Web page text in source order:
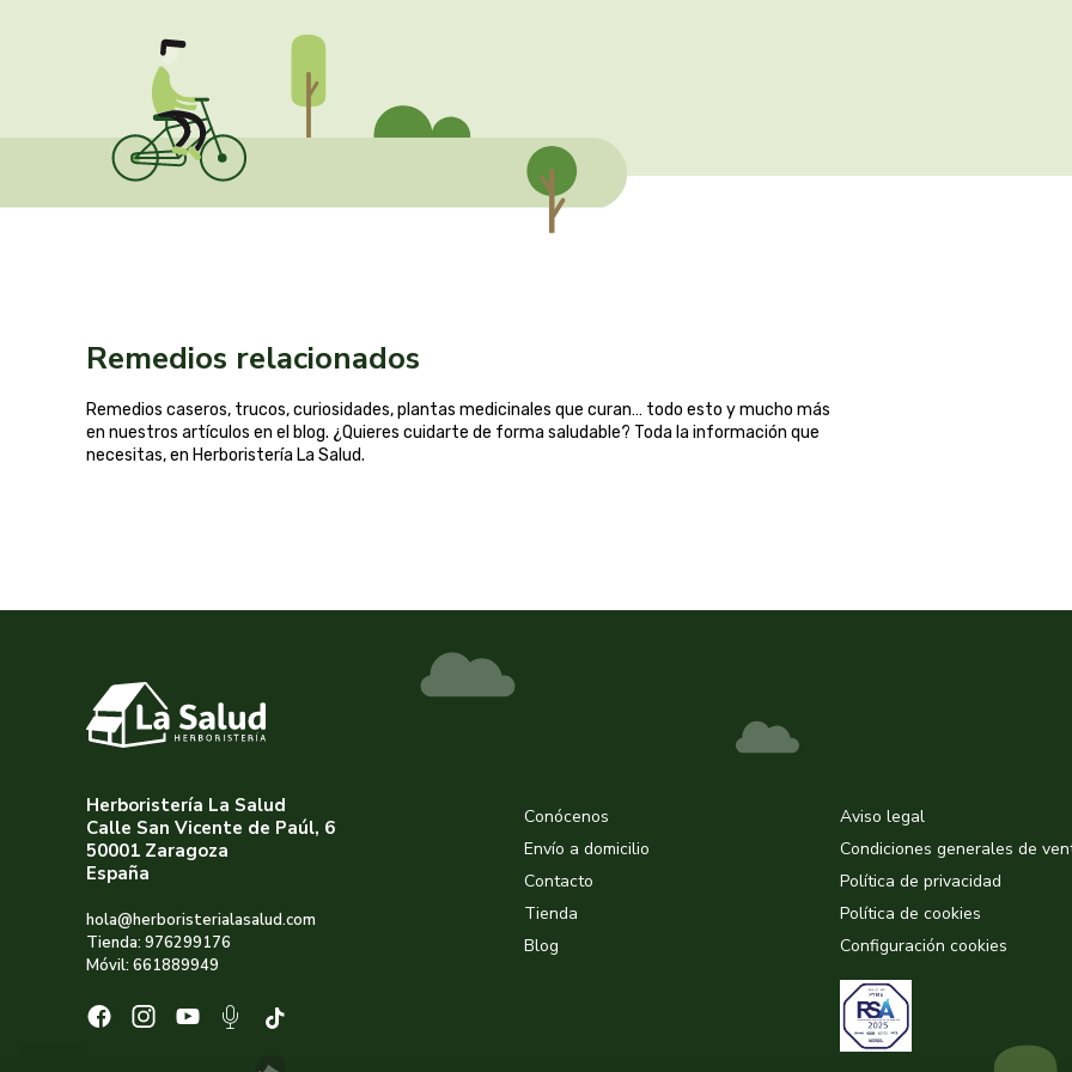
Remedios relacionados
Remedios caseros, trucos, curiosidades, plantas medicinales que curan… todo esto y mucho más
en nuestros artículos en el blog. ¿Quieres cuidarte de forma saludable? Toda la información que
necesitas, en Herboristería La Salud.
Herboristería La Salud
Calle San Vicente de Paúl, 6
50001 Zaragoza
España
hola@herboristerialasalud.com
Tienda: 976299176
Móvil: 661889949
Conócenos
Envío a domicilio
Contacto
Tienda
Blog
Aviso legal
Condiciones generales de
Política de privacidad
Política de cookies
Configuración cookies